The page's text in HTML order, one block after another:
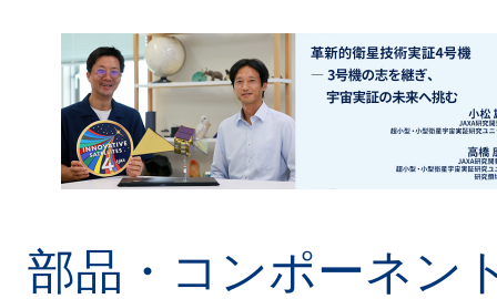
部品・コンポーネン